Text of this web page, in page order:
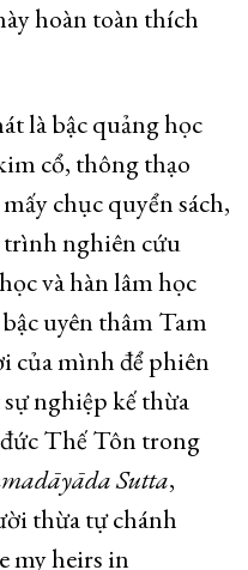
hoàn toàn thích
là bậc quảng học
cổ, thông thạo
chục quyển sách,
trình nghiên cứu
và hàn lâm học
uyên thâm Tam
của mình để phiên
nghiệp kế thừa
Thế Tôn trong
Sutta,
thừa tự chánh
my heirs in